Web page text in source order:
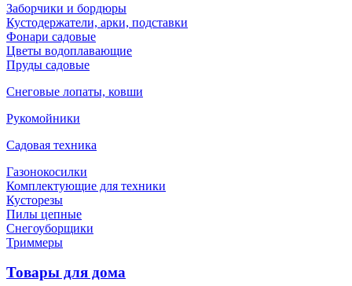
Заборчики и бордюры
Кустодержатели, арки, подставки
Фонари садовые
Цветы водоплавающие
Пруды садовые
Снеговые лопаты, ковши
Рукомойники
Садовая техника
Газонокосилки
Комплектующие для техники
Кусторезы
Пилы цепные
Снегоуборщики
Триммеры
Товары для дома